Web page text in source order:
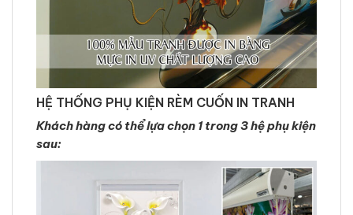
HỆ THỐNG PHỤ KIỆN RÈM CUỐN IN TRANH
Khách hàng có thể lựa chọn 1 trong 3 hệ phụ kiện
sau: